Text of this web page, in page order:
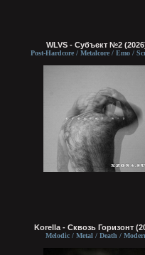
WLVS - Субъект №2
Post-Hardcore / Metalcore / Emo /
Korella - Сквозь Горизонт
Melodic / Metal / Death /